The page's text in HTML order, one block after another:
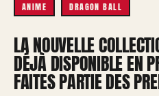
ANIME DRAGON BALL
LA NOUVELLE
DÉJÀ DISPONIBLE EN
FAITES PARTIE DES